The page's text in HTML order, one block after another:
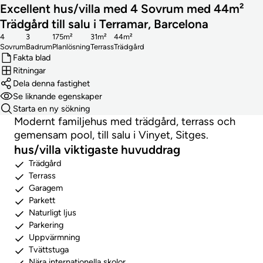
Excellent hus/villa med 4 Sovrum med 44m²
Trädgård till salu i Terramar, Barcelona
Sovrum
4
Badrum
3
Planlösning
175m²
Terrass
31m²
Trädgård
44m²
Fakta blad
Ritningar
Dela denna fastighet
Se liknande egenskaper
Starta en ny sökning
Modernt familjehus med trädgård, terrass och
gemensam pool, till salu i Vinyet, Sitges.
hus/villa viktigaste huvuddrag
Trädgård
Terrass
Garagem
Parkett
Naturligt ljus
Parkering
Uppvärmning
Tvättstuga